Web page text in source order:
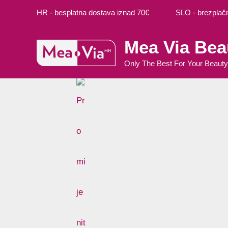
HR - besplatna dostava iznad 70€ SLO -
Mea Via
Only The Best For Your Beauty